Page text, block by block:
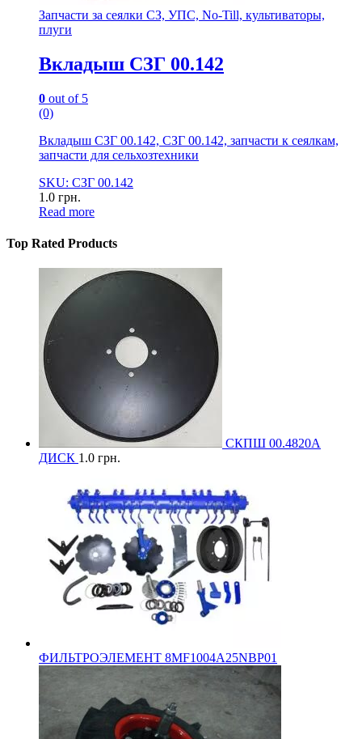
Запчасти за сеялки СЗ, УПС, No-Till, культиваторы,
плуги
Вкладыш СЗГ 00.142
0 out of 5
(0)
Вкладыш СЗГ 00.142, СЗГ 00.142, запчасти к сеялкам,
запчасти для сельхозтехники
SKU: СЗГ 00.142
1.0 грн.
Read more
Top Rated Products
СКПШ 00.4820А
ДИСК 1.0 грн.
ФИЛЬТРОЭЛЕМЕНТ 8MF1004A25NBP01